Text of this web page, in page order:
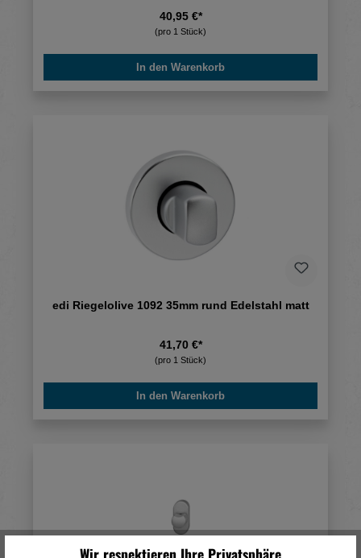
40,95 €*
(pro 1 Stück)
In den Warenkorb
edi Riegelolive 1092 35mm rund Edelstahl matt
41,70 €*
(pro 1 Stück)
In den Warenkorb